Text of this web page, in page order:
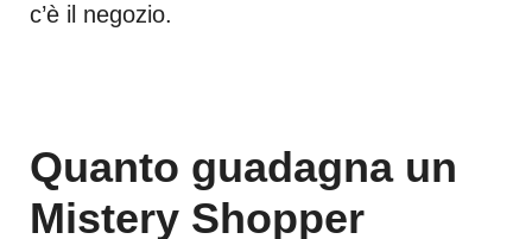
c’è il negozio.
Quanto guadagna un
Mistery Shopper